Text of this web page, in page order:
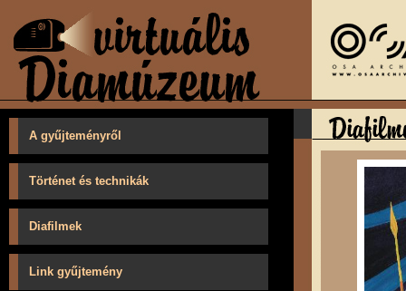
A gyűjteményről
Történet és technikák
Diafilmek
Link gyűjtemény